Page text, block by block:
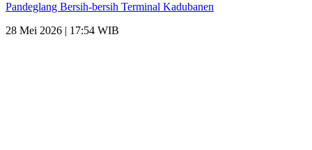
Pandeglang Bersih-bersih Terminal Kadubanen
28 Mei 2026 | 17:54 WIB